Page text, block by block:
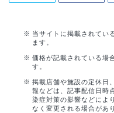
当サイトに掲載されてい
ます。
価格が記載されている場
す。
掲載店舗や施設の定休日
報などは、記事配信日時
染症対策の影響などによ
なく変更される場合があ